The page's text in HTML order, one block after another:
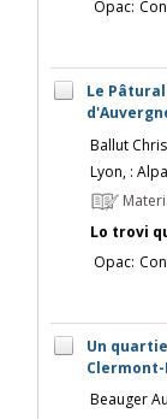
Opac:
Le
Ballut
Lyon, :
Lo trovi
Opac:
Un
Beauger